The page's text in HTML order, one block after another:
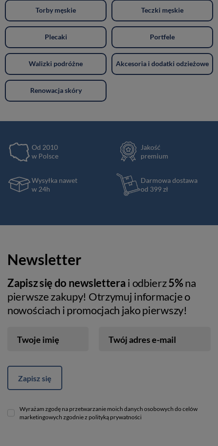
Torby męskie Teczki męskie
Plecaki Portfele
Walizki podróżne Akcesoria i dodatki odzieżowe
Renowacja skóry
Od 2010
w Polsce
Jakość
premium
Wysyłka nawet
w 24h
Darmowa dostawa
od 399 zł
Newsletter
Zapisz się do newsletterai odbierz5%na
pierwsze zakupy! Otrzymuj informacje o
nowościach i promocjach jako pierwszy!
Twoje imię Twój adres e-mail
Zapisz się
Wyrażam zgodę na przetwarzanie moich danych osobowych do celów
marketingowych zgodnie z polityką prywatności